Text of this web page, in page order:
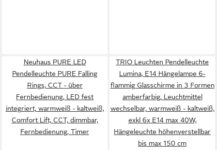
Neuhaus PURE LED
Pendelleuchte PURE Falling
Rings, CCT - über
Fernbedienung, LED fest
integriert, warmweiß - kaltweiß,
Comfort Lift, CCT, dimmbar,
Fernbedienung, Timer
TRIO Leuchten Pendelleuchte
Lumina, E14 Hängelampe 6-
flammig Glasschirme in 3 Formen
amberfarbig, Leuchtmittel
wechselbar, warmweiß - kaltweiß,
exkl 6x E14 max 40W,
Hängeleuchte höhenverstellbar
bis max 150 cm